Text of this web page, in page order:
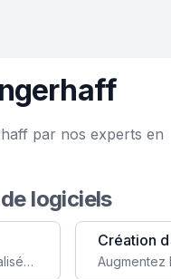
par nos experts en
logiciels
Faites évoluer votre business avec des solutions logicielles personnalisées, parfaitement adaptées à vos besoins spécifiques.
Création